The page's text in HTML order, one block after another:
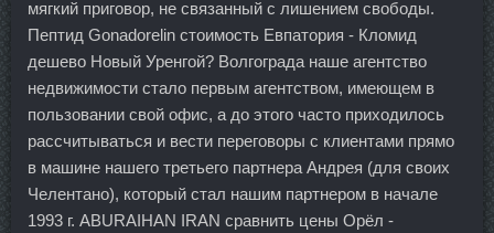
мягкий приговор, не связанный с лишением свободы.
Пептид Gonadorelin стоимость Евпатория - Кломид
дешево Новый Уренгой? Волгограда наше агентство
недвижимости стало первым агентством, имеющем в
пользовании свой офис, а до этого часто приходилось
рассчитываться и вести переговоры с клиентами прямо
в машине нашего третьего партнера Андрея (для своих
Челентано), который стал нашим партнером в начале
1993 г. ABURAIHAN IRAN сравнить цены Орёл -